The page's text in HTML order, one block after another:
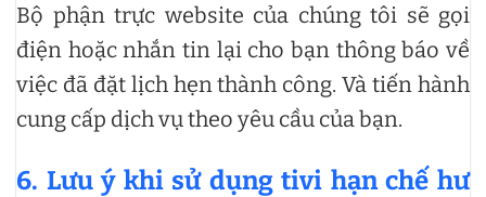
Bộ phận trực website của chúng tôi sẽ gọi
điện hoặc nhắn tin lại cho bạn thông báo về
việc đã đặt lịch hẹn thành công. Và tiến hành
cung cấp dịch vụ theo yêu cầu của bạn.
6. Lưu ý khi sử dụng tivi hạn chế hư